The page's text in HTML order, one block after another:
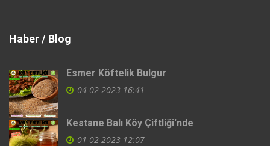
Haber / Blog
Esmer Köftelik Bulgur
04-02-2023 16:41
Kestane Balı Köy Çiftliği'nde
01-02-2023 12:07